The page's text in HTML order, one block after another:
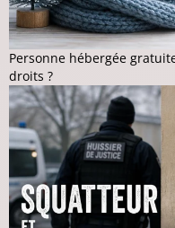
Personne hébergée
droits ?